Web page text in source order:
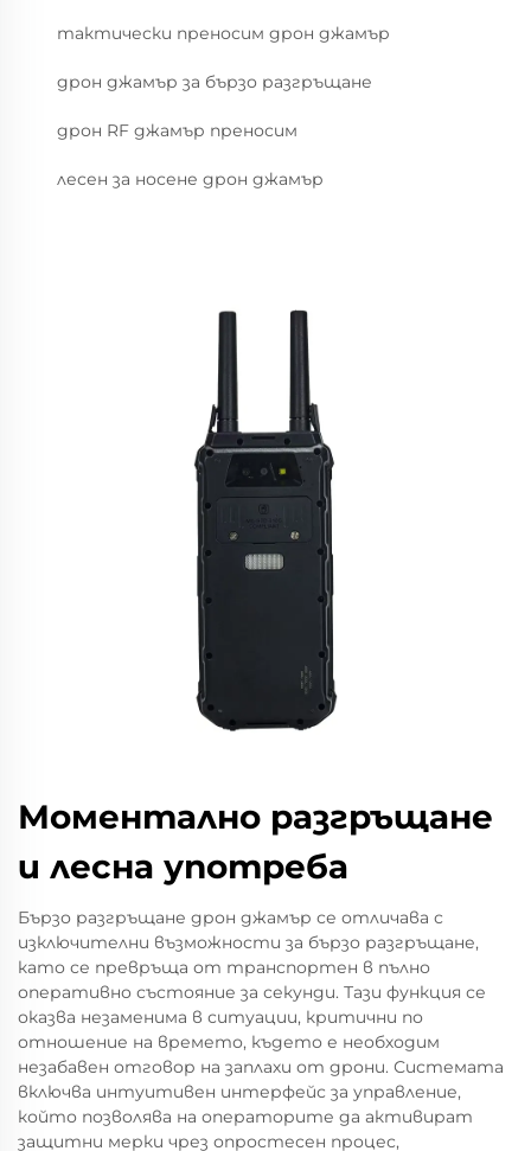
тактически преносим дрон джамър
дрон джамър за бързо разгръщане
дрон RF джамър преносим
лесен за носене дрон джамър
Моментално разгръщане
и лесна употреба
Бързо разгръщане дрон джамър се отличава с
изключителни възможности за бързо разгръщане,
като се превръща от транспортен в пълно
оперативно състояние за секунди. Тази функция се
оказва незаменима в ситуации, критични по
отношение на времето, където е необходим
незабавен отговор на заплахи от дрони. Системата
включва интуитивен интерфейс за управление,
който позволява на операторите да активират
защитни мерки чрез опростесен процес,